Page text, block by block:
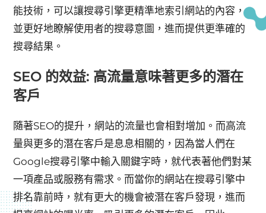
能技術，可以讓搜尋引擎更精準地索引網站的內容，
並更好地瞭解使用者的搜尋意圖，進而提供更準確的
搜尋結果。
SEO 的效益: 高流量意味著更多的潛在
客戶
隨著SEO的提升，網站的流量也會相對增加。而高流
量與更多的潛在客戶是息息相關的，因為當人們在
Google搜尋引擎中輸入關鍵字時，就代表著他們對某
一項產品或服務有需求。而當你的網站在搜尋引擎中
排名靠前時，就有更大的機會被潛在客戶發現，進而